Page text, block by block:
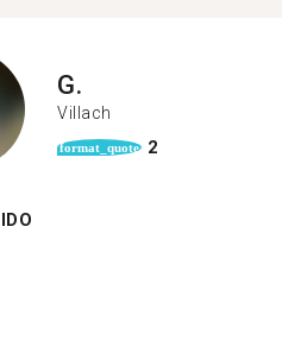
G.
Villach
format_quote 2